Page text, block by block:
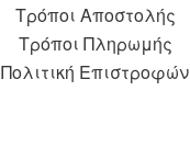
Τρόποι Αποστολής
Τρόποι Πληρωμής
Πολιτική Επιστροφών